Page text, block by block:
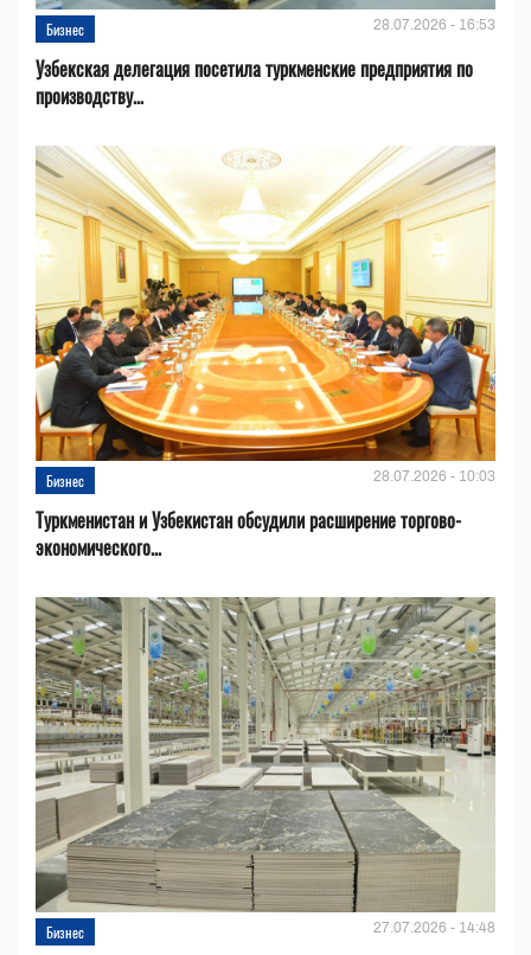
Бизнес 28.07.2026 - 16:53
Узбекская делегация посетила туркменские предприятия по
производству...
Бизнес 28.07.2026 - 10:03
Туркменистан и Узбекистан обсудили расширение торгово-
экономического...
Бизнес 27.07.2026 - 14:48